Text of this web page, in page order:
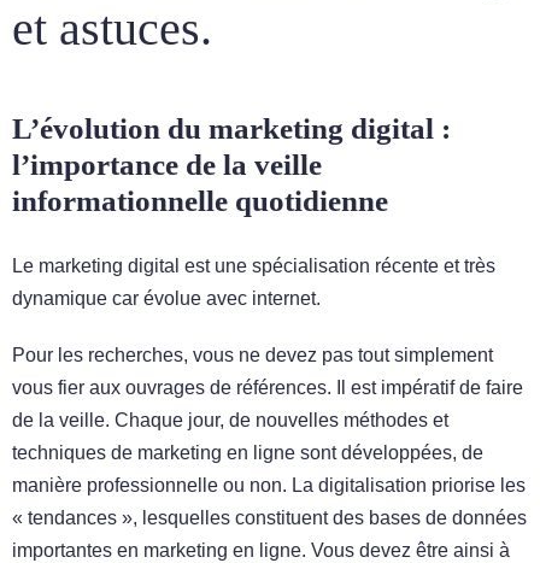
et astuces.
L’évolution du marketing digital :
l’importance de la veille
informationnelle quotidienne
Le marketing digital est une spécialisation récente et très
dynamique car évolue avec internet.
Pour les recherches, vous ne devez pas tout simplement
vous fier aux ouvrages de références. Il est impératif de faire
de la veille. Chaque jour, de nouvelles méthodes et
techniques de marketing en ligne sont développées, de
manière professionnelle ou non. La digitalisation priorise les
« tendances », lesquelles constituent des bases de données
importantes en marketing en ligne. Vous devez être ainsi à